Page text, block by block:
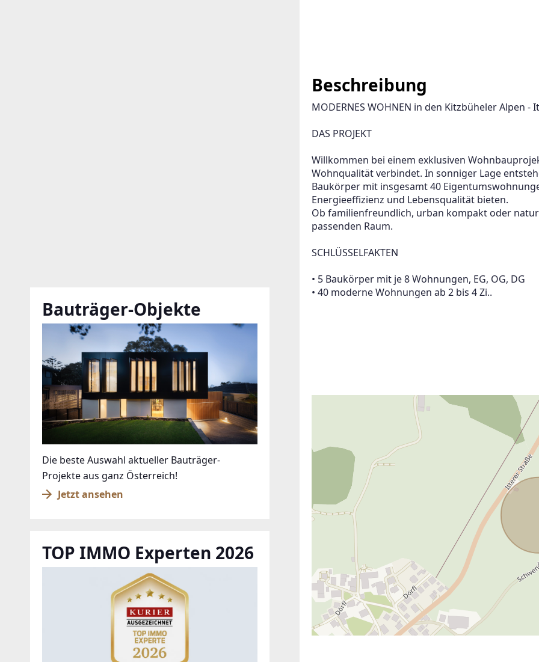
Beschreibung
MODERNES WOHNEN in den Kitzbüheler Alpen -
DAS PROJEKT
Willkommen bei einem exklusiven
Wohnqualität verbindet. In sonniger Lage
Baukörper mit insgesamt 40
Energieeffizienz und Lebensqualität bieten.
Ob familienfreundlich, urban kompakt oder
passenden Raum.
SCHLÜSSELFAKTEN
• 5 Baukörper mit je 8 Wohnungen, EG, OG, DG
• 40 moderne Wohnungen ab 2 bis 4 Zi..
ANBIETER KONTAKTIEREN
Bauträger-Objekte
Die beste Auswahl aktueller Bauträger-
Projekte aus ganz Österreich!
Jetzt ansehen
TOP IMMO Experten 2026